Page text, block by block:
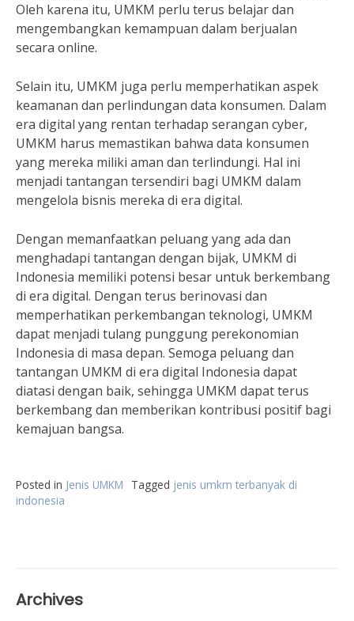
Oleh karena itu, UMKM perlu terus belajar dan
mengembangkan kemampuan dalam berjualan
secara online.
Selain itu, UMKM juga perlu memperhatikan aspek
keamanan dan perlindungan data konsumen. Dalam
era digital yang rentan terhadap serangan cyber,
UMKM harus memastikan bahwa data konsumen
yang mereka miliki aman dan terlindungi. Hal ini
menjadi tantangan tersendiri bagi UMKM dalam
mengelola bisnis mereka di era digital.
Dengan memanfaatkan peluang yang ada dan
menghadapi tantangan dengan bijak, UMKM di
Indonesia memiliki potensi besar untuk berkembang
di era digital. Dengan terus berinovasi dan
memperhatikan perkembangan teknologi, UMKM
dapat menjadi tulang punggung perekonomian
Indonesia di masa depan. Semoga peluang dan
tantangan UMKM di era digital Indonesia dapat
diatasi dengan baik, sehingga UMKM dapat terus
berkembang dan memberikan kontribusi positif bagi
kemajuan bangsa.
Posted in Jenis UMKM Tagged jenis umkm terbanyak di
indonesia
Archives